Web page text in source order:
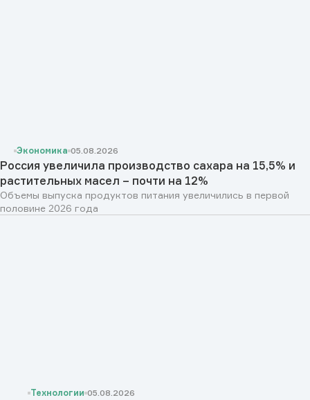
Экономика 05.08.2026
Россия увеличила производство сахара на 15,5% и
растительных масел – почти на 12%
Объемы выпуска продуктов питания увеличились в первой
половине 2026 года
Технологии 05.08.2026